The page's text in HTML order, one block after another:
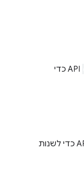
API כדי
API כדי לשנות